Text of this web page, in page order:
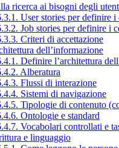
ricerca ai bisogni degli
User stories per definire i
Job stories per definire i
Criteri di accettazione
dell’informazione
Definire l’architettura
Alberatura
Flussi di interazione
Sistemi di navigazione
Tipologie di contenuto
Ontologie e standard
Vocabolari controllati e
e linguaggio